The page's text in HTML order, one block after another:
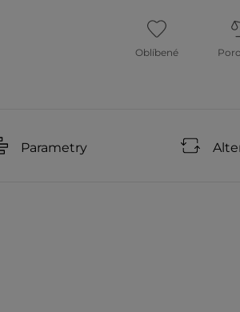
Oblíbené
Parametry